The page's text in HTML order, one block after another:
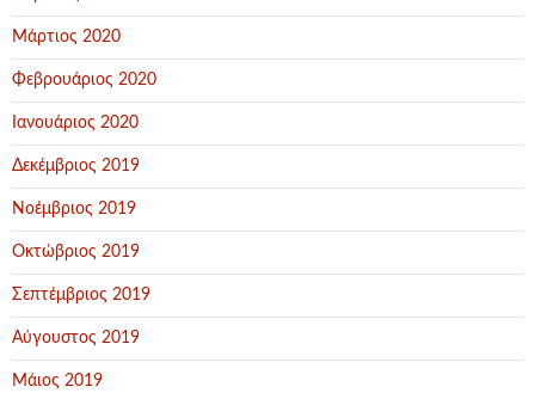
Μάρτιος 2020
Φεβρουάριος 2020
Ιανουάριος 2020
Δεκέμβριος 2019
Νοέμβριος 2019
Οκτώβριος 2019
Σεπτέμβριος 2019
Αύγουστος 2019
Μάιος 2019